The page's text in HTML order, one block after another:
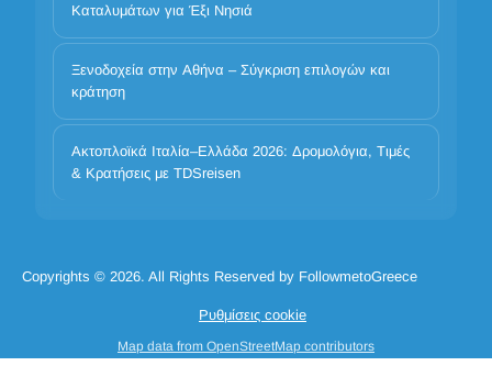
Καταλυμάτων για Έξι Νησιά
Ξενοδοχεία στην Αθήνα – Σύγκριση επιλογών και
κράτηση
Ακτοπλοϊκά Ιταλία–Ελλάδα 2026: Δρομολόγια, Τιμές
& Κρατήσεις με TDSreisen
Copyrights © 2026. All Rights Reserved by FollowmetoGreece
Ρυθμίσεις cookie
Map data from OpenStreetMap contributors
Η προστασία των προσωπικών σας δεδομένων είναι
σημαντική
Χρησιμοποιούμε cookies για να βελτιώσουμε την εμπειρία σας.
Επιλέξτε ποιες κατηγορίες επιτρέπετε. Τα βασικά cookies είναι
Απόρριψη όλων Αποδοχή όλων
Αποδοχή όλων των cookies